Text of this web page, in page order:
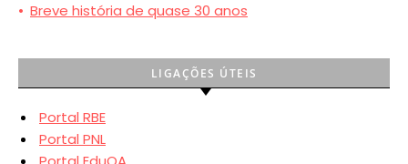
• Breve história de quase 30 anos
LIGAÇÕES ÚTEIS
Portal RBE
Portal PNL